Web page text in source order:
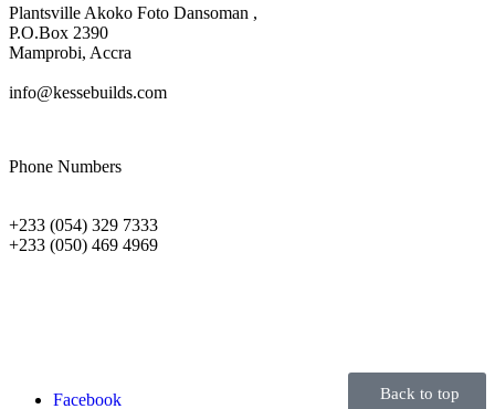
Plantsville Akoko Foto Dansoman ,
P.O.Box 2390
Mamprobi, Accra
info@kessebuilds.com
Phone Numbers
+233 (054) 329 7333
+233 (050) 469 4969
Back to top
Facebook